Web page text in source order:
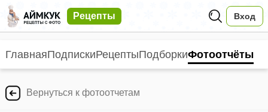
Рецепты Вход
ГлавнаяПодпискиРецептыПодборкиФотоотчёты
Вернуться к фотоотчетам